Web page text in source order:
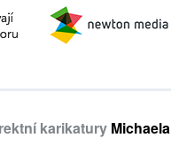
karikatury Michaela